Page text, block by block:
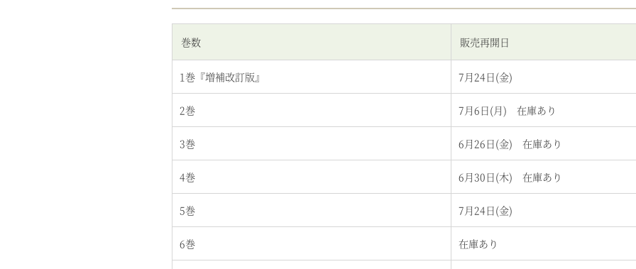
巻数 販売再開日
1巻『増補改訂版』 7月24日(金)
2巻 7月6日(月) 在庫あり
3巻 6月26日(金) 在庫あり
4巻 6月30日(木) 在庫あり
5巻 7月24日(金)
6巻 在庫あり